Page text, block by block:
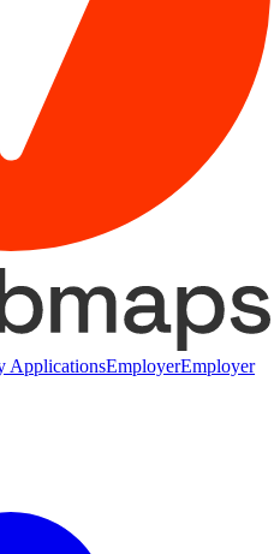
ApplicationsEmployerEmployer